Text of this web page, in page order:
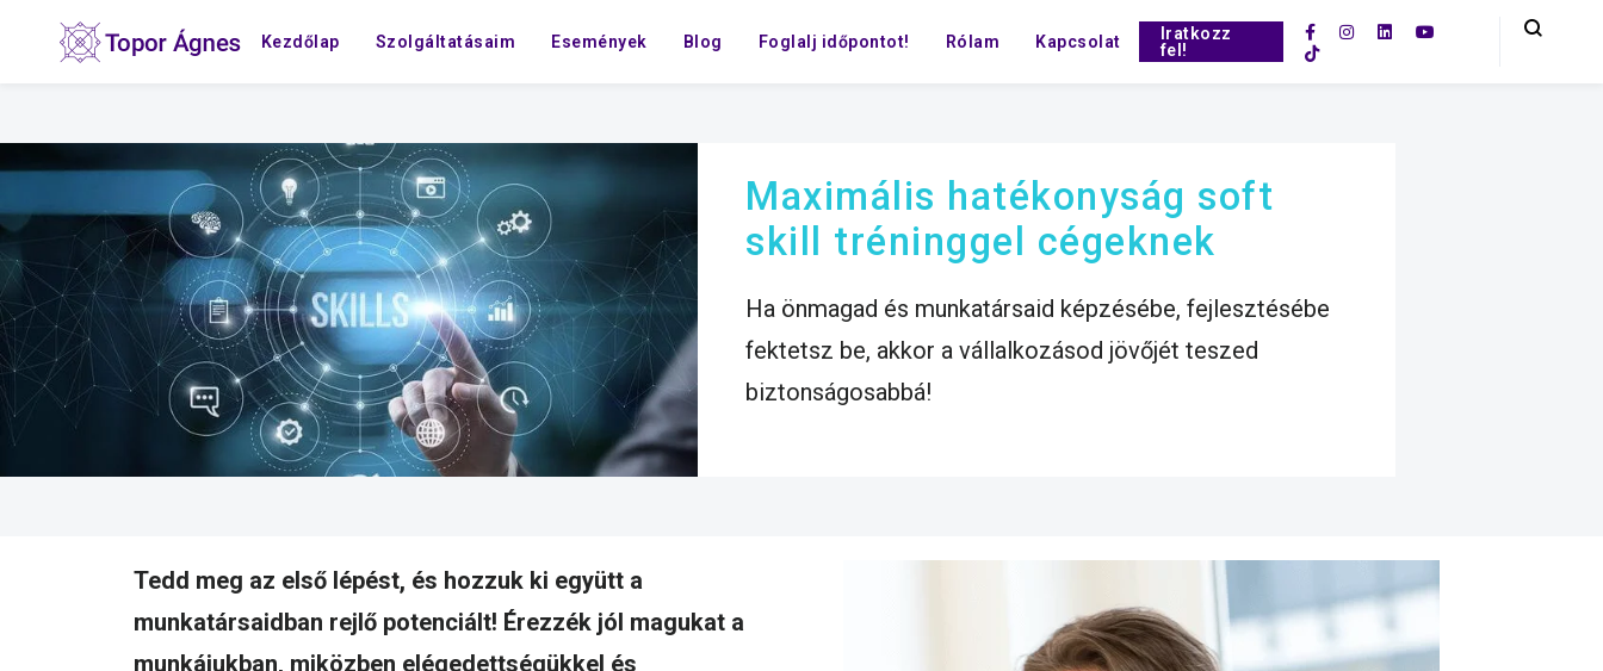
Kezdőlap Szolgáltatásaim Események Blog Foglalj időpontot! Rólam Kapcsolat
Iratkozz
fel!
Maximális hatékonyság soft
skill tréninggel cégeknek
Ha önmagad és munkatársaid képzésébe, fejlesztésébe
fektetsz be, akkor a vállalkozásod jövőjét teszed
biztonságosabbá!
Tedd meg az első lépést, és hozzuk ki együtt a
munkatársaidban rejlő potenciált! Érezzék jól magukat a
munkájukban, miközben elégedettségükkel és